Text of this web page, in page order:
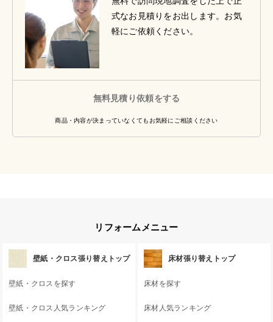
式なお見積りをお出します。お気
軽にご依頼ください。
無料見積り依頼をする
商品・内容が決まっていなくてもお気軽にご相談ください
リフォームメニュー
壁紙・クロス張り替えトップ
壁紙・クロスを探す
壁紙・クロス人気ランキング
床材張り替えトップ
床材を探す
床材人気ランキング